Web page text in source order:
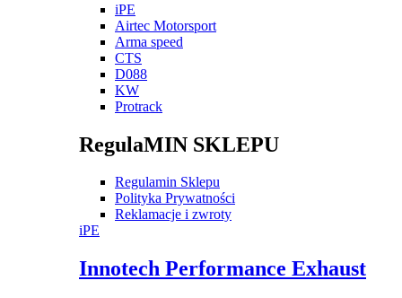
iPE
Airtec Motorsport
Arma speed
CTS
D088
KW
Protrack
RegulaMIN SKLEPU
Regulamin Sklepu
Polityka Prywatności
Reklamacje i zwroty
iPE
Innotech Performance Exhaust